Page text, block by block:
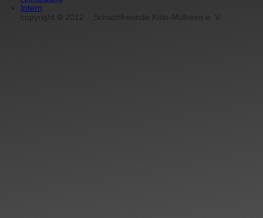
Intern
copyright
Schachfreunde Köln-Mülheim e. V.